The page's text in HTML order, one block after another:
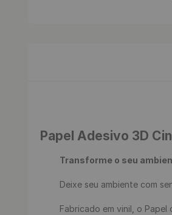
Papel Adesivo 3D
Transforme o seu
Fabricado em vinil, o